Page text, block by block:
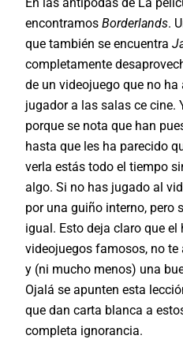
En las antípodas de La
encontramos Borderlands.
que también se encuentra
completamente
de un videojuego que no
jugador a las salas ce cine.
porque se nota que han
hasta que les ha parecido
verla estás todo el tiempo
algo. Si no has jugado al
por una guiño interno, pero
igual. Esto deja claro que el
videojuegos famosos, no
y (ni mucho menos) una
Ojalá se apunten esta
que dan carta blanca a
completa ignorancia.